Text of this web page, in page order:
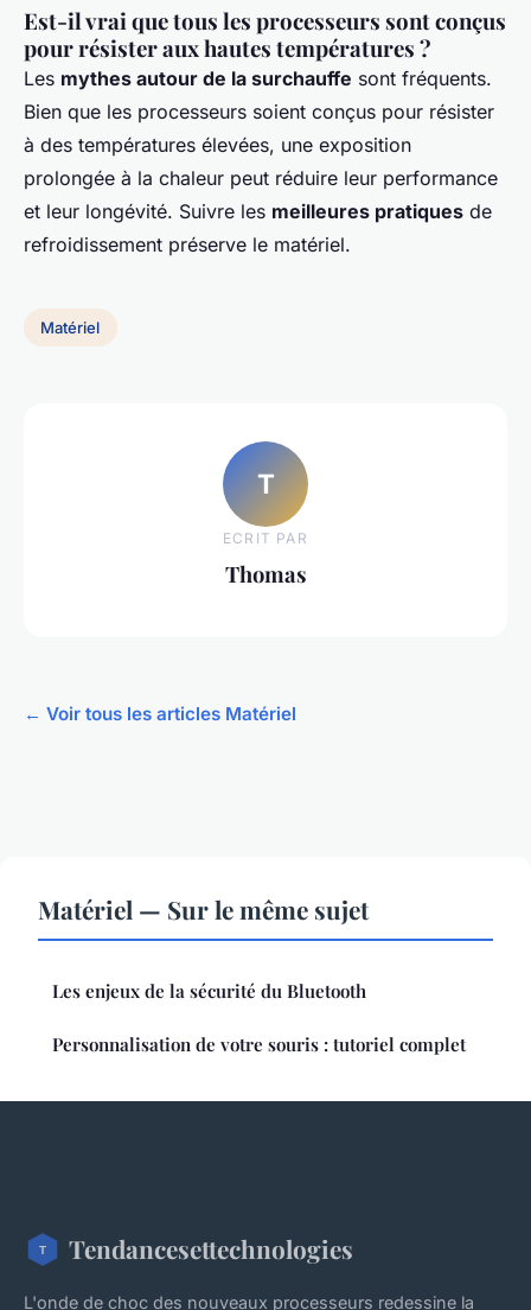
Est-il vrai que tous les processeurs sont conçus
pour résister aux hautes températures ?
Les mythes autour de la surchauffe sont fréquents.
Bien que les processeurs soient conçus pour résister
à des températures élevées, une exposition
prolongée à la chaleur peut réduire leur performance
et leur longévité. Suivre les meilleures pratiques de
refroidissement préserve le matériel.
Matériel
T
ECRIT PAR
Thomas
← Voir tous les articles Matériel
Matériel — Sur le même sujet
Les enjeux de la sécurité du Bluetooth
Personnalisation de votre souris : tutoriel complet
Tendancesettechnologies
L'onde de choc des nouveaux processeurs redessine la